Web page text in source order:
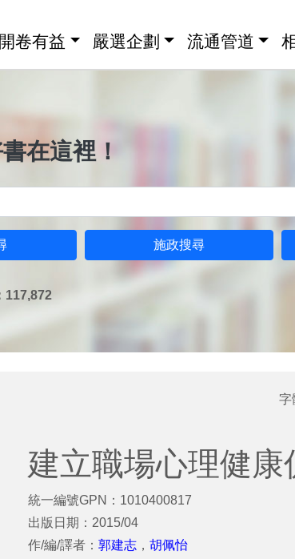
卷有益 嚴選企劃 流通管道
在這裡！
施政搜尋
117,872
字
建立職場心理健
統一編號GPN：1010400817
出版日期：2015/04
作/編/譯者： 郭建志 ， 胡佩怡